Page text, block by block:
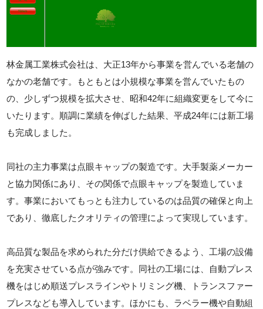
林金属工業株式会社は、大正13年から事業を営んでいる老舗の
なかの老舗です。もともとは小規模な事業を営んでいたもの
の、少しずつ規模を拡大させ、昭和42年に組織変更をして今に
いたります。順調に業績を伸ばした結果、平成24年には新工場
も完成しました。
同社の主力事業は点眼キャップの製造です。大手製薬メーカー
と協力関係にあり、その関係で点眼キャップを製造していま
す。事業においてもっとも注力しているのは品質の確保と向上
であり、徹底したクオリティの管理によって実現しています。
高品質な製品を求められた分だけ供給できるよう、工場の設備
を充実させている点が強みです。同社の工場には、自動プレス
機をはじめ順送プレスラインやトリミング機、トランスファー
プレスなども導入しています。ほかにも、ラベラー機や自動組